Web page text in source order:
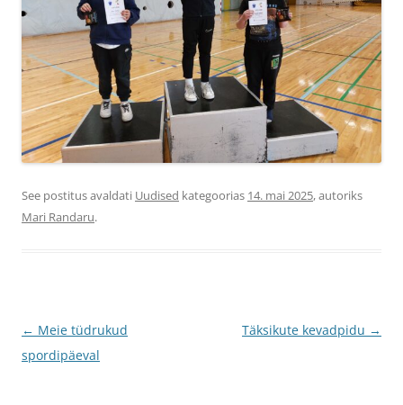
See postitus avaldati Uudised kategoorias 14. mai 2025, autoriks
Mari Randaru.
Postituste
töölaud
← Meie tüdrukud
spordipäeval
Täksikute kevadpidu →